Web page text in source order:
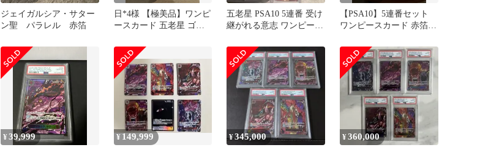
ジェイガルシア・サター
ン聖 パラレル 赤箔
日*4様 【極美品】ワンピ
ースカード 五老星 ゴッ
枚
五老星 PSA10 5連番 受け
継がれる意志 ワンピース
【PSA10】5連番セット
ワンピースカード 赤箔
¥39,999 ¥ 149,999 ¥345,000 ¥360,000